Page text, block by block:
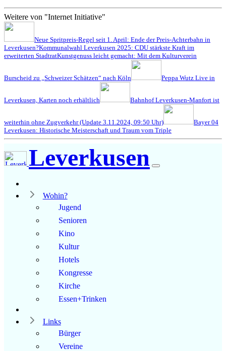
Weitere von "Internet Initiative"
Neue Spritpreis-Regel seit 1. April: Ende der Preis-Achterbahn in
Leverkusen?Kommunalwahl Leverkusen 2025: CDU stärkste Kraft im
erweiterten StadtratKunstgenuss leicht gemacht: Mit dem Kulturverein
Burscheid zu „Schweizer Schätzen“ nach Köln Peppa Wutz Live in
Leverkusen, Karten noch erhältlich Bahnhof Leverkusen-Manfort ist
weiterhin ohne Zugverkehr (Update 3.11.2024, 09:50 Uhr)
Bayer 04
Leverkusen: Historische Meisterschaft und Traum vom Triple
Leverkusen
Wohin?
Jugend
Senioren
Kino
Kultur
Hotels
Kongresse
Kirche
Essen+Trinken
Links
Bürger
Vereine